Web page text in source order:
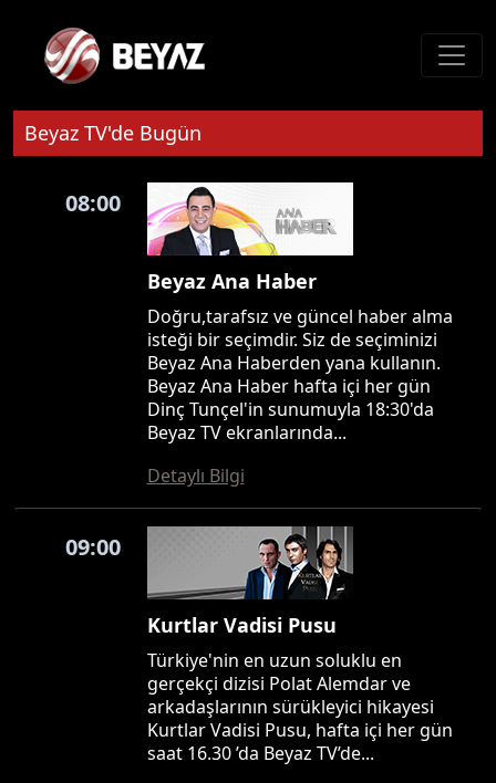
Beyaz TV'de Bugün
08:00
Beyaz Ana Haber
Doğru,tarafsız ve güncel haber alma
isteği bir seçimdir. Siz de seçiminizi
Beyaz Ana Haberden yana kullanın.
Beyaz Ana Haber hafta içi her gün
Dinç Tunçel'in sunumuyla 18:30'da
Beyaz TV ekranlarında...
Detaylı Bilgi
09:00
Kurtlar Vadisi Pusu
Türkiye'nin en uzun soluklu en
gerçekçi dizisi Polat Alemdar ve
arkadaşlarının sürükleyici hikayesi
Kurtlar Vadisi Pusu, hafta içi her gün
saat 16.30 ’da Beyaz TV’de...